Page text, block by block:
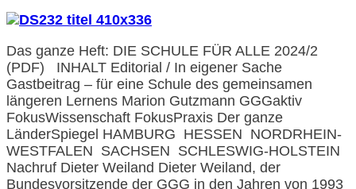
Das ganze Heft: DIE SCHULE FÜR ALLE 2024/2
(PDF) INHALT Editorial / In eigener Sache
Gastbeitrag – für eine Schule des gemeinsamen
längeren Lernens Marion Gutzmann GGGaktiv
FokusWissenschaft FokusPraxis Der ganze
LänderSpiegel HAMBURG HESSEN NORDRHEIN-
WESTFALEN SACHSEN SCHLESWIG-HOLSTEIN
Nachruf Dieter Weiland Dieter Weiland, der
Bundesvorsitzende der GGG in den Jahren von 1993